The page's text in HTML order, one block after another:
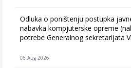
Odluka o poništenju postupka
nabavka kompjuterske opreme
potrebe Generalnog sekretarijata
06 Aug 2026